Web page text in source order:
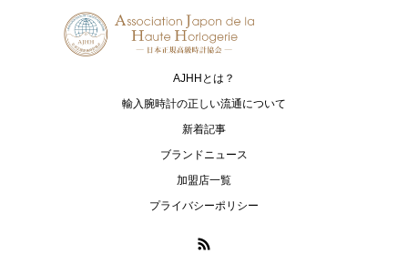
G-SHOCK
ジーショック
HARRY WINSTON
ハリー・ウィンストン
I.T.A.
アイ･ティー･エー
アイ・ダブリュー・シー シャフハ
ローリーロドキン
AJHHとは？
輸入腕時計の正しい流通について
新着記事
ブランドニュース
加盟店一覧
プライバシーポリシー